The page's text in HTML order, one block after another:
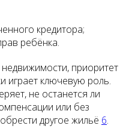
кредитора;
ребёнка.
приоритет
играет ключевую роль.
не останется ли
или без
другое жильё 6.